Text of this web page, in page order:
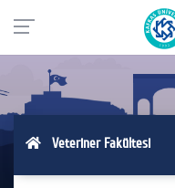
Veteriner Fakültesi